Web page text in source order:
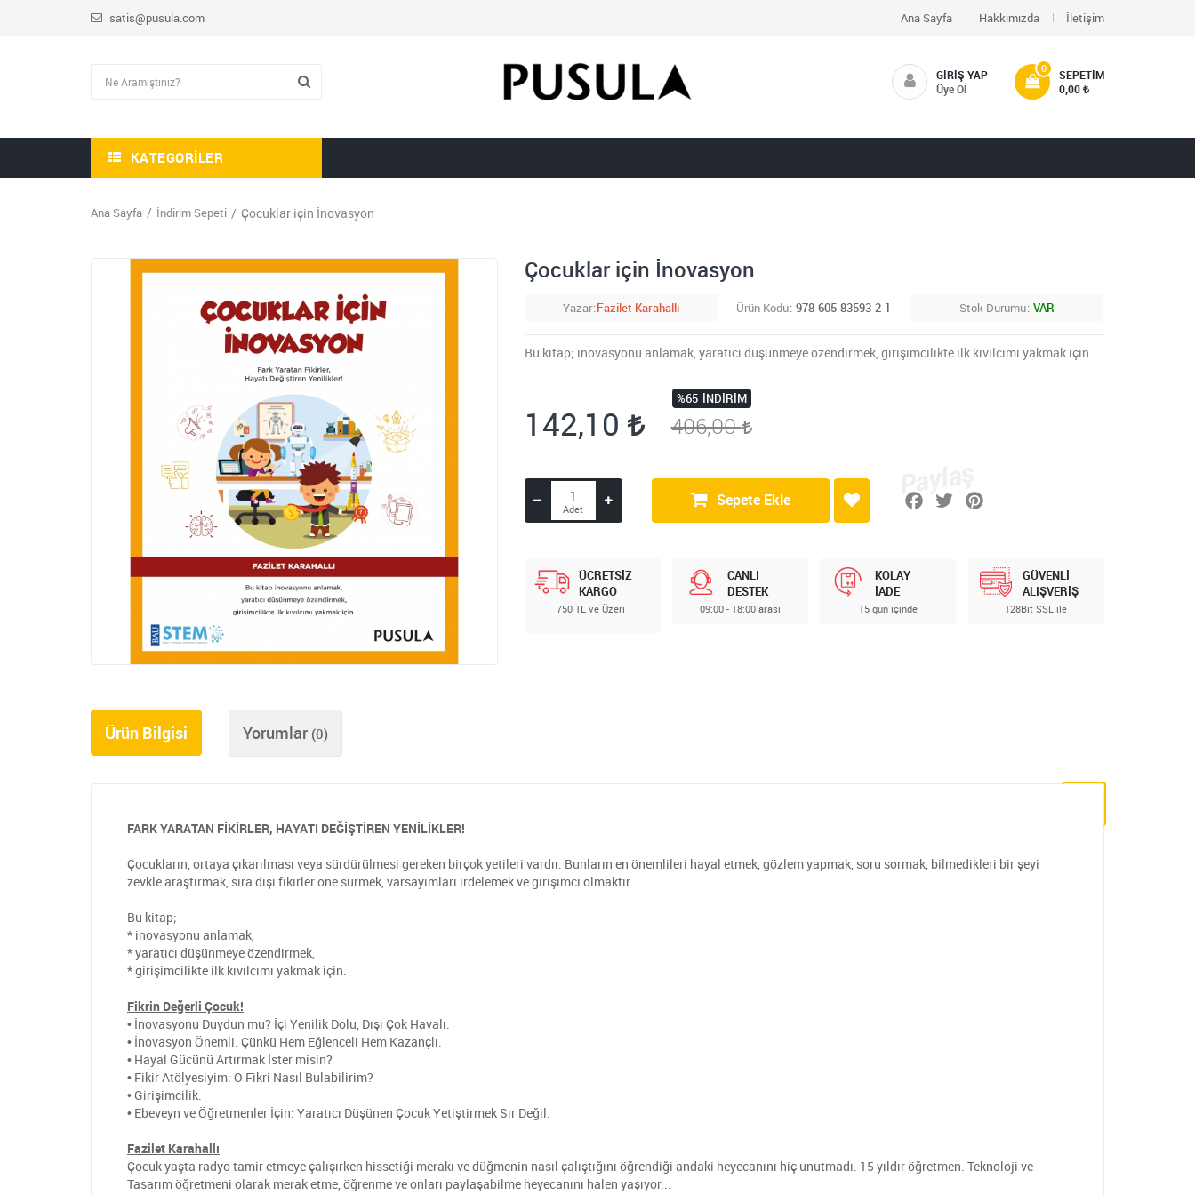
satis@pusula.com Ana Sayfa Hakkımızda İletişim
SEPETIM
0
0,00
GIRIŞ YAP
Üye Ol
KATEGORILER
Ana Sayfa İndirim Sepeti Çocuklar için İnovasyon
Çocuklar için İnovasyon
Yazar Fazilet Karahallı Ürün Kodu 978-605-83593-2-1 Stok Durumu VAR
Bu kitap; inovasyonu anlamak, yaratıcı düşünmeye özendirmek, girişimcilikte ilk kıvılcımı yakmak için.
142,10
%65 İNDIRIM
406,00
Sepete Ekle
ÜCRETSİZ
KARGO
750 TL ve Üzeri
CANLI
DESTEK
09:00 - 18:00 arası
KOLAY
İADE
15 gün içinde
GÜVENLİ
ALIŞVERİŞ
128Bit SSL ile
Ürün Bilgisi Yorumlar (0)
FARK YARATAN FİKİRLER, HAYATI DEĞİŞTİREN YENİLİKLER!
Çocukların, ortaya çıkarılması veya sürdürülmesi gereken birçok yetileri vardır. Bunların en önemlileri hayal etmek, gözlem yapmak, soru sormak, bilmedikleri bir şeyi
zevkle araştırmak, sıra dışı fikirler öne sürmek, varsayımları irdelemek ve girişimci olmaktır.
Bu kitap;
* inovasyonu anlamak,
* yaratıcı düşünmeye özendirmek,
* girişimcilikte ilk kıvılcımı yakmak için.
Fikrin Değerli Çocuk!
• İnovasyonu Duydun mu? İçi Yenilik Dolu, Dışı Çok Havalı.
• İnovasyon Önemli. Çünkü Hem Eğlenceli Hem Kazançlı.
• Hayal Gücünü Artırmak İster misin?
• Fikir Atölyesiyim: O Fikri Nasıl Bulabilirim?
• Girişimcilik.
• Ebeveyn ve Öğretmenler İçin: Yaratıcı Düşünen Çocuk Yetiştirmek Sır Değil.
Fazilet Karahallı
Çocuk yaşta radyo tamir etmeye çalışırken hissetiği merakı ve düğmenin nasıl çalıştığını öğrendiği andaki heyecanını hiç unutmadı. 15 yıldır öğretmen. Teknoloji ve
Tasarım öğretmeni olarak merak etme, öğrenme ve onları paylaşabilme heyecanını halen yaşıyor...